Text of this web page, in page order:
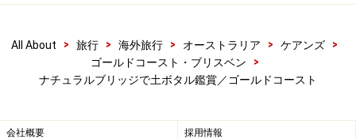
All About > 旅行 > 海外旅行 > オーストラリア > ケアンズ
>
ゴールドコースト・ブリスベン
>
ナチュラルブリッジで土ボタル鑑賞／ゴールドコースト
会社概要 採用情報